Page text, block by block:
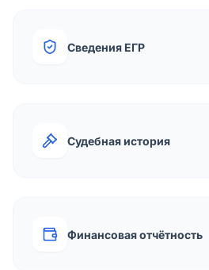
Сведения ЕГР
Судебная история
Финансовая отчётность